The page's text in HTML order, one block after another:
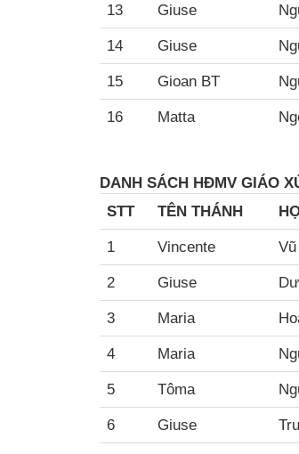
13 Giuse
14 Giuse
15 Gioan BT
16 Matta
DANH SÁCH HĐMV GIÁO
STT
TÊN THÁNH
1 Vincente
2 Giuse
3 Maria
4 Maria
5 Tôma
6 Giuse